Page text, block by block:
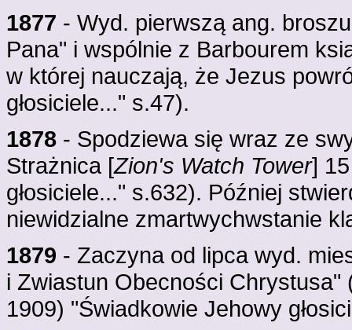
1877 - Wyd. pierwszą ang.
Pana" i wspólnie z Barbourem
w której nauczają, że Jezus
głosiciele..." s.47).
1878 - Spodziewa się wraz ze
Strażnica [Zion's Watch Tower]
głosiciele..." s.632). Później
niewidzialne zmartwychwstanie
1879 - Zaczyna od lipca wyd.
i Zwiastun Obecności
1909) "Świadkowie Jehowy